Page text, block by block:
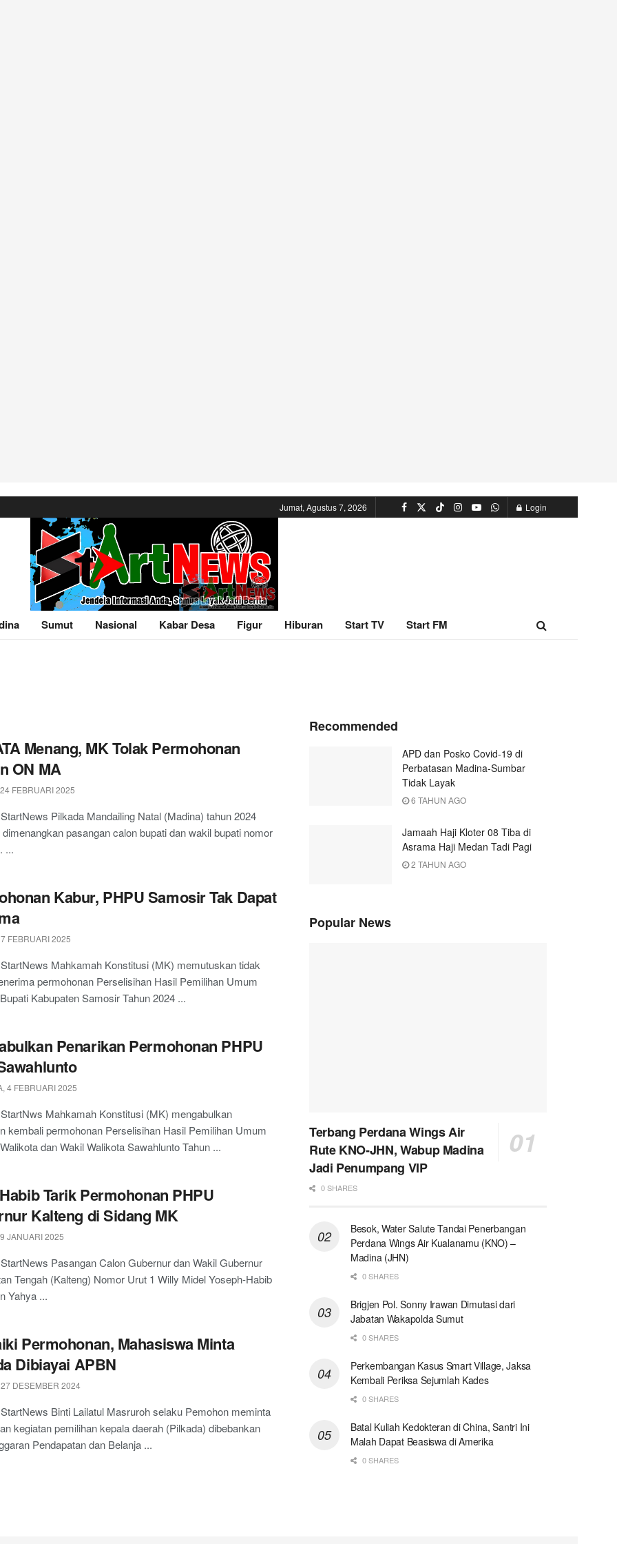
Jumat, Agustus 7, 2026 Login
Sumut Nasional Kabar Desa Figur Hiburan Start TV Start FM
Menang, MK Tolak Permohonan
ON MA
FEBRUARI 2025
Pilkada Mandailing Natal (Madina) tahun 2024
pasangan calon bupati dan wakil bupati nomor
...
Kabur, PHPU Samosir Tak Dapat
FEBRUARI 2025
Mahkamah Konstitusi (MK) memutuskan tidak
permohonan Perselisihan Hasil Pemilihan Umum
Kabupaten Samosir Tahun 2024 ...
Penarikan Permohonan PHPU
4 FEBRUARI 2025
Mahkamah Konstitusi (MK) mengabulkan
kembali permohonan Perselisihan Hasil Pemilihan Umum
dan Wakil Walikota Sawahlunto Tahun ...
Tarik Permohonan PHPU
Kalteng di Sidang MK
JANUARI 2025
Pasangan Calon Gubernur dan Wakil Gubernur
Tengah (Kalteng) Nomor Urut 1 Willy Midel Yoseph-Habib
Yahya ...
Permohonan, Mahasiswa Minta
Dibiayai APBN
DESEMBER 2024
Binti Lailatul Masruroh selaku Pemohon meminta
kegiatan pemilihan kepala daerah (Pilkada) dibebankan
Pendapatan dan Belanja ...
Recommended
APD dan Posko Covid-19 di
Perbatasan Madina-Sumbar
Tidak Layak
6 TAHUN AGO
Jamaah Haji Kloter 08 Tiba di
Asrama Haji Medan Tadi Pagi
2 TAHUN AGO
Popular News
Terbang Perdana Wings Air
Rute KNO-JHN, Wabup Madina
Jadi Penumpang VIP
0 SHARES
Besok, Water Salute Tandai Penerbangan
Perdana Wings Air Kualanamu (KNO) –
Madina (JHN)
0 SHARES
Brigjen Pol. Sonny Irawan Dimutasi dari
Jabatan Wakapolda Sumut
0 SHARES
Perkembangan Kasus Smart Village, Jaksa
Kembali Periksa Sejumlah Kades
0 SHARES
Batal Kuliah Kedokteran di China, Santri Ini
Malah Dapat Beasiswa di Amerika
0 SHARES